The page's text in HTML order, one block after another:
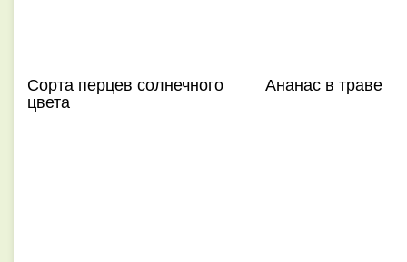
Сорта перцев солнечного
цвета
Ананас в траве